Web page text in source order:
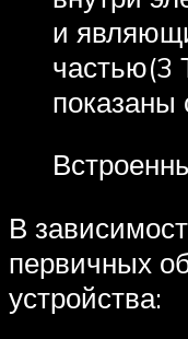
и
частью(3
показаны
В
первичных
устройства: